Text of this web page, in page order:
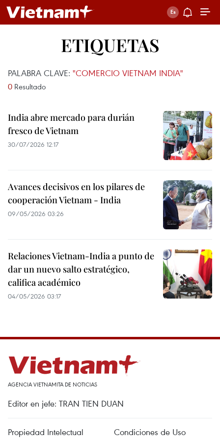
ETIQUETAS
PALABRA CLAVE: "COMERCIO VIETNAM INDIA"
0 Resultado
India abre mercado para durián
fresco de Vietnam
30/07/2026 12:17
Avances decisivos en los pilares de
cooperación Vietnam - India
09/05/2026 03:26
Relaciones Vietnam-India a punto de
dar un nuevo salto estratégico,
califica académico
04/05/2026 03:17
AGENCIA VIETNAMITA DE NOTICIAS
Editor en jefe: TRAN TIEN DUAN
Propiedad Intelectual Condiciones de Uso